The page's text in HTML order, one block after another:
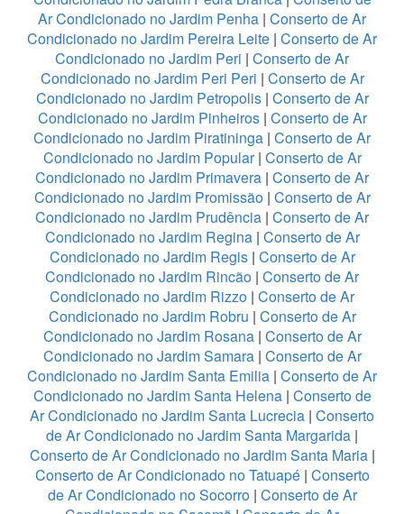
Ar Condicionado no Jardim Penha | Conserto de Ar
Condicionado no Jardim Pereira Leite | Conserto de Ar
Condicionado no Jardim Peri | Conserto de Ar
Condicionado no Jardim Peri Peri | Conserto de Ar
Condicionado no Jardim Petropolis| Conserto de Ar
Condicionado no Jardim Pinheiros| Conserto de Ar
Condicionado no Jardim Piratininga | Conserto de Ar
Condicionado no Jardim Popular| Conserto de Ar
Condicionado no Jardim Primavera | Conserto de Ar
Condicionado no Jardim Promissão| Conserto de Ar
Condicionado no Jardim Prudência | Conserto de Ar
Condicionado no Jardim Regina| Conserto de Ar
Condicionado no Jardim Regis| Conserto de Ar
Condicionado no Jardim Rincão | Conserto de Ar
Condicionado no Jardim Rizzo | Conserto de Ar
Condicionado no Jardim Robru | Conserto de Ar
Condicionado no Jardim Rosana| Conserto de Ar
Condicionado no Jardim Samara| Conserto de Ar
Condicionado no Jardim Santa Emilia | Conserto de Ar
Condicionado no Jardim Santa Helena| Conserto de
Ar Condicionado no Jardim Santa Lucrecia | Conserto
de Ar Condicionado no Jardim Santa Margarida |
Conserto de Ar Condicionado no Jardim Santa Maria|
Conserto de Ar Condicionado no Tatuapé| Conserto
de Ar Condicionado no Socorro| Conserto de Ar